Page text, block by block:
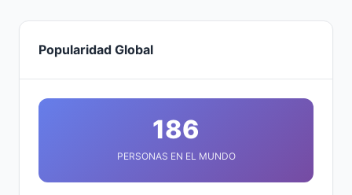
Popularidad Global
186
PERSONAS EN EL MUNDO